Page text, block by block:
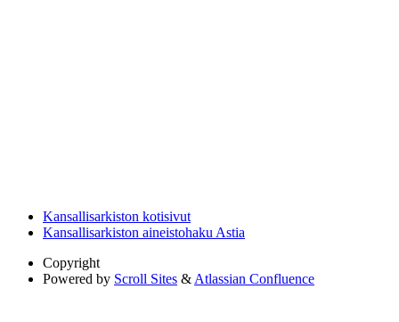
Kansallisarkiston kotisivut
Kansallisarkiston aineistohaku Astia
Copyright
Powered by Scroll Sites & Atlassian Confluence